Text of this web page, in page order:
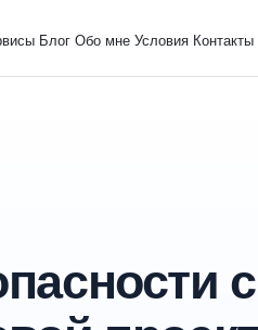
Блог Обо мне Условия Контакты